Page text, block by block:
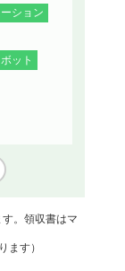
ション
ット
す。領収書はマ
ます）